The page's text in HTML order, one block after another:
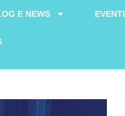
E NEWS EVENTI